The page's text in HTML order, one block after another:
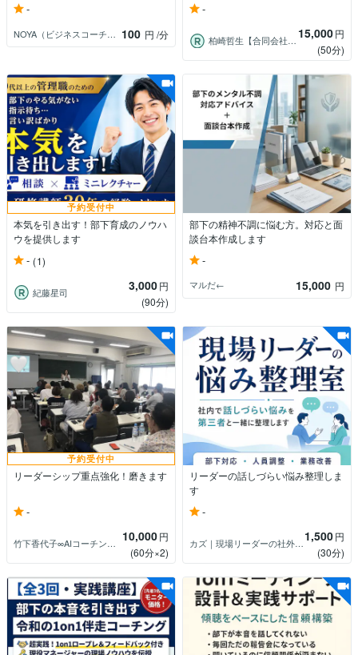
-
NOYA（ビジネスコーチング・キャリア） 100 円 /分
-
柏崎哲生【合同会社ninin】 15,000円
(50分)
予約受付中
本気を引き出す！部下育成のノウハ
ウを提供します
- (1)
紀藤星司 3,000円
(90分)
部下の精神不調に悩む方。対応と面
談台本作成します
-
マルだ← 15,000 円
予約受付中
リーダーシップ重点強化！磨きます
-
竹下香代子∞AIコーチングコンサルタント 10,000円
(60分×2)
リーダーの話しづらい悩み整理しま
す
-
カズ｜現場リーダーの社外メンター1,500円
(30分)